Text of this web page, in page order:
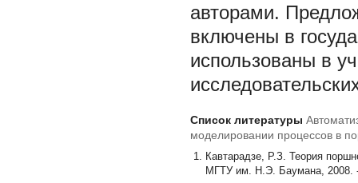
авторами.
включены в
использованы в
Список литературы
моделировании процессов в
Кавтарадзе, Р.З. Теория
МГТУ им. Н.Э. Баумана, 2008.